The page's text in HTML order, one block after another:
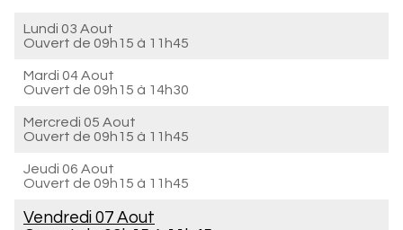
Lundi 03 Aout
Ouvert de 09h15 à 11h45
Mardi 04 Aout
Ouvert de 09h15 à 14h30
Mercredi 05 Aout
Ouvert de 09h15 à 11h45
Jeudi 06 Aout
Ouvert de 09h15 à 11h45
Vendredi 07 Aout